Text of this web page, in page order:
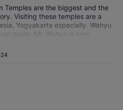
Temples are the biggest and the
Visiting these temples are a
Yogyakarta especially. Wahyu
guide, Mr. Wahyu is very